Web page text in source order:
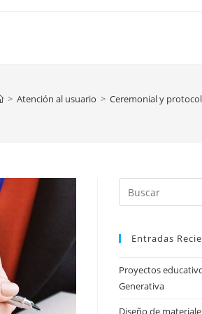
> Atención al usuario > Ceremonial y
Entradas
Proyectos
Generativa
Diseño de